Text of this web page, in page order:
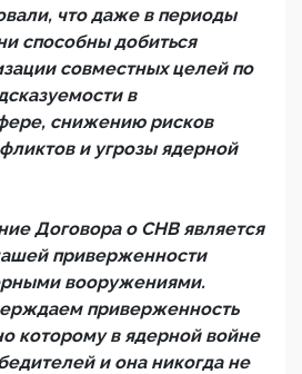
что даже в периоды
способны добиться
совместных целей по
в
снижению рисков
и угрозы ядерной
Договора о СНВ является
приверженности
вооружениями.
приверженность
которому в ядерной войне
и она никогда не